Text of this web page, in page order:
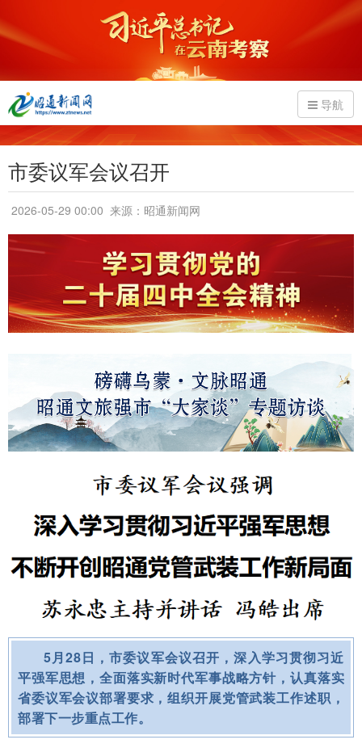
导航
市委议军会议召开
2026-05-29 00:00 来源：昭通新闻网
5月28日，市委议军会议召开，深入学习贯彻习近
平强军思想，全面落实新时代军事战略方针，认真落实
省委议军会议部署要求，组织开展党管武装工作述职，
部署下一步重点工作。